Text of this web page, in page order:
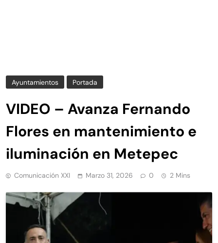
Ayuntamientos Portada
VIDEO – Avanza Fernando
Flores en mantenimiento e
iluminación en Metepec
Comunicación XXI Marzo 31, 2026 0 2 Mins